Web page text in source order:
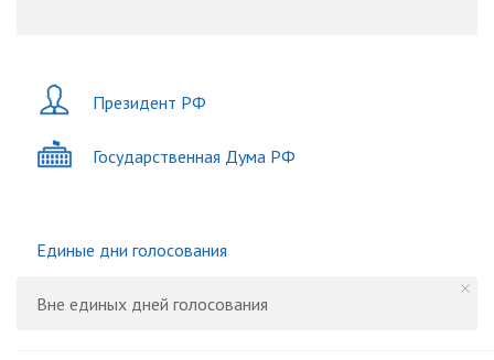
Президент РФ
Государственная Дума РФ
Единые дни голосования
Вне единых дней голосования